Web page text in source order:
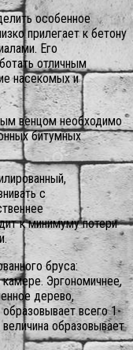
особенное
прилегает к бетону
Его
отличным
насекомых и
венцом необходимо
битумных
с
к минимуму потери
бруса:
Эргономичнее,
дерево,
всего 1-
образовывает